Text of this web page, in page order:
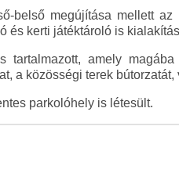
belső megújítása mellett
és kerti játéktároló is
tartalmazott, amely
a közösségi terek
parkolóhely is létesült.